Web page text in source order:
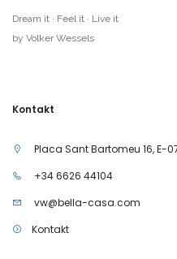
Dream it · Feel it · Live it
by Volker Wessels
Kontakt
Placa Sant Bartomeu 16, E-
+34 6626 44104
vw@bella-casa.com
Kontakt